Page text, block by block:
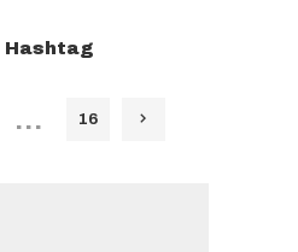
Hashtag
… 16